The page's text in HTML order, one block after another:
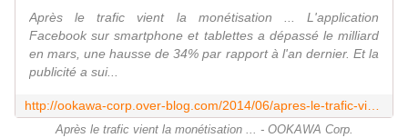
Après le trafic vient la monétisation ... L'application
Facebook sur smartphone et tablettes a dépassé le milliard
en mars, une hausse de 34% par rapport à l'an dernier. Et la
publicité a sui...
Après le trafic vient la monétisation ... - OOKAWA Corp.